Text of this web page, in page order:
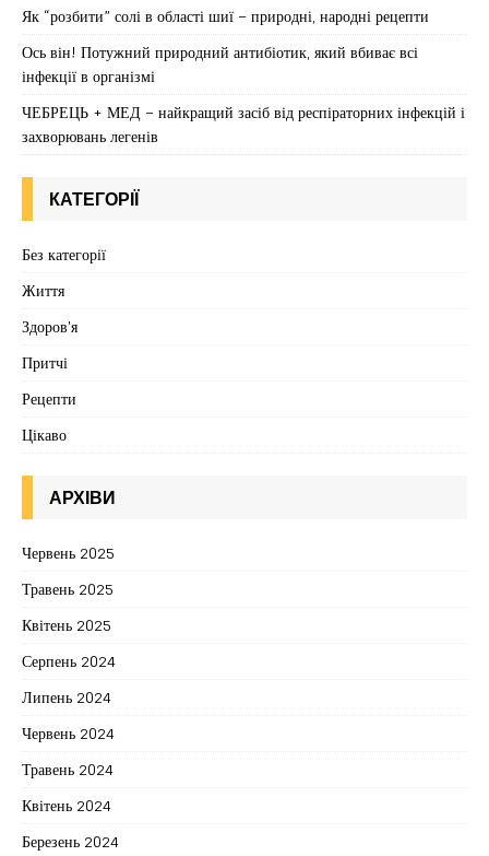
Як “розбити” солі в області шиї – природні, народні рецепти
Ось він! Потужний природний антибіотик, який вбиває всі
інфекції в організмі
ЧЕБРЕЦЬ + МЕД – найкращий засіб від респіраторних інфекцій і
захворювань легенів
КАТЕГОРІЇ
Без категорії
Життя
Здоров'я
Притчі
Рецепти
Цікаво
АРХІВИ
Червень 2025
Травень 2025
Квітень 2025
Серпень 2024
Липень 2024
Червень 2024
Травень 2024
Квітень 2024
Березень 2024